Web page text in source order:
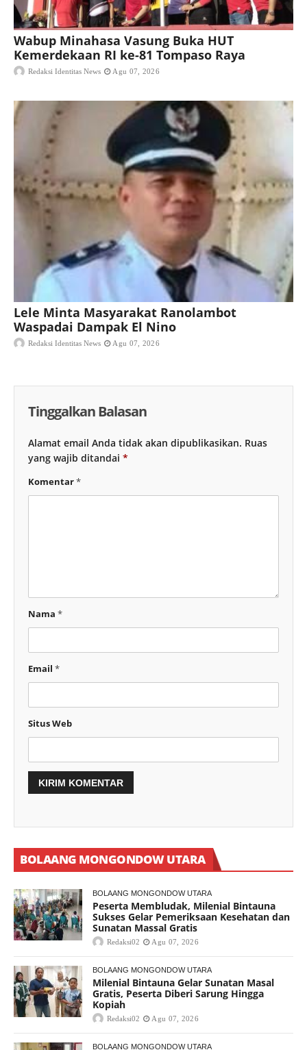
Wabup Minahasa Vasung Buka HUT
Kemerdekaan RI ke-81 Tompaso Raya
Redaksi Identitas News Agu 07, 2026
Lele Minta Masyarakat Ranolambot
Waspadai Dampak El Nino
Redaksi Identitas News Agu 07, 2026
Tinggalkan Balasan
Alamat email Anda tidak akan dipublikasikan. Ruas
yang wajib ditandai *
Komentar*
Nama *
Email *
Situs Web
BOLAANG MONGONDOW UTARA
BOLAANG MONGONDOW UTARA
Peserta Membludak, Milenial Bintauna
Sukses Gelar Pemeriksaan Kesehatan dan
Sunatan Massal Gratis
Redaksi02 Agu 07, 2026
BOLAANG MONGONDOW UTARA
Milenial Bintauna Gelar Sunatan Masal
Gratis, Peserta Diberi Sarung Hingga
Kopiah
Redaksi02 Agu 07, 2026
BOLAANG MONGONDOW UTARA